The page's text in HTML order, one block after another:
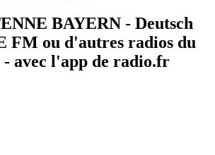
BAYERN - Deutsch
FM ou d'autres radios du
- avec l'app de radio.fr